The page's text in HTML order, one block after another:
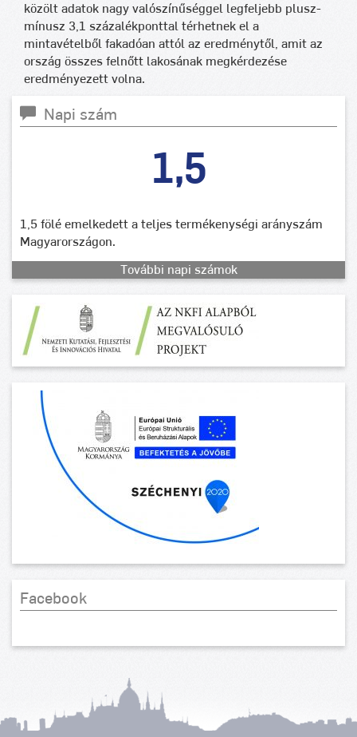
közölt adatok nagy valószínűséggel legfeljebb plusz-
mínusz 3,1 százalékponttal térhetnek el a
mintavételből fakadóan attól az eredménytől, amit az
ország összes felnőtt lakosának megkérdezése
eredményezett volna.
Napi szám
1,5
1,5 fölé emelkedett a teljes termékenységi arányszám
Magyarországon.
További napi számok
Facebook